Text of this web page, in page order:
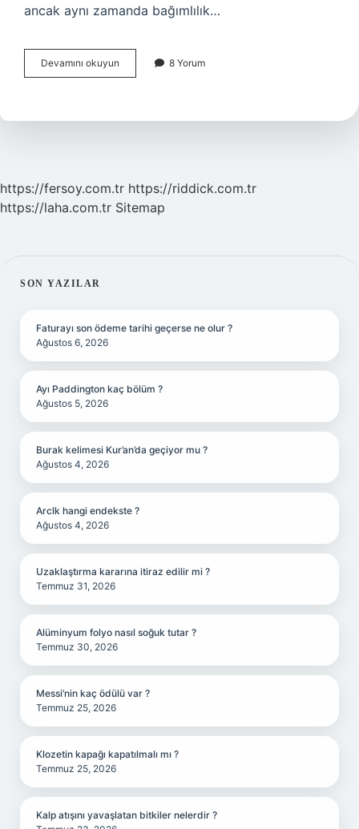
ancak aynı zamanda bağımlılık…
Devamını okuyun Adrenalin
Bağımlılık
8 Yorum
https://fersoy.com.tr https://riddick.com.tr
https://laha.com.tr Sitemap
SIDEBAR
SON YAZILAR
Faturayı son ödeme tarihi geçerse ne olur ?
Ağustos 6, 2026
Ayı Paddington kaç bölüm ?
Ağustos 5, 2026
Burak kelimesi Kur’an’da geçiyor mu ?
Ağustos 4, 2026
Arclk hangi endekste ?
Ağustos 4, 2026
Uzaklaştırma kararına itiraz edilir mi ?
Temmuz 31, 2026
Alüminyum folyo nasıl soğuk tutar ?
Temmuz 30, 2026
Messi’nin kaç ödülü var ?
Temmuz 25, 2026
Klozetin kapağı kapatılmalı mı ?
Temmuz 25, 2026
Kalp atışını yavaşlatan bitkiler nelerdir ?